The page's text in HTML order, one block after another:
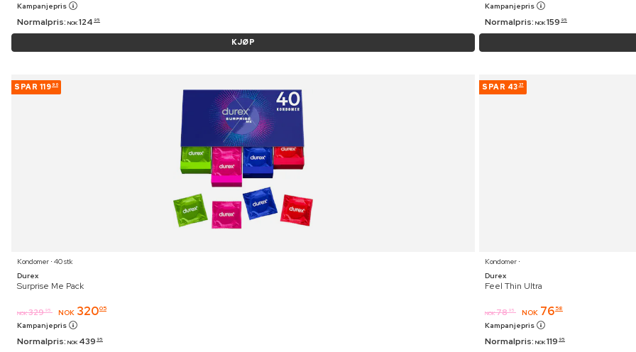
Kampanjepris
Normalpris: NOK 124 95
KJØP
Kampanjepris
Normalpris: NOK 159 95
SPAR 119 90
Kondomer ⋅ 40 stk
Durex
Surprise Me Pack
NOK 329 95 NOK 32005
Kampanjepris
Normalpris: NOK 439 95
SPAR 43 37
Kondomer ⋅
Durex
Feel Thin Ultra
NOK 78 95 NOK 76 58
Kampanjepris
Normalpris: NOK 119 95